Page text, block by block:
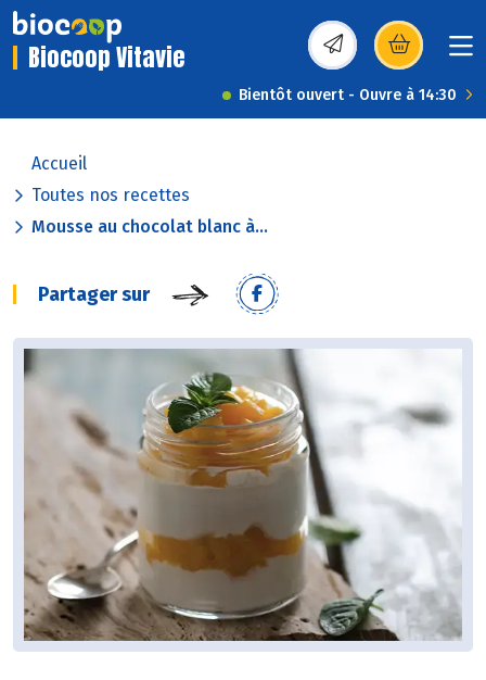
Biocoop Vitavie (s’ouvre dans une
Bientôt ouvert - Ouvre à 14:30
Accueil
Toutes nos recettes
Mousse au chocolat blanc à...
Partager sur